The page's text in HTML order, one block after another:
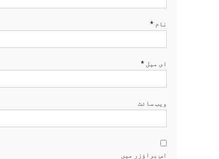
نام *
ای میل *
ویب‌ سائٹ
اس براؤزر میں